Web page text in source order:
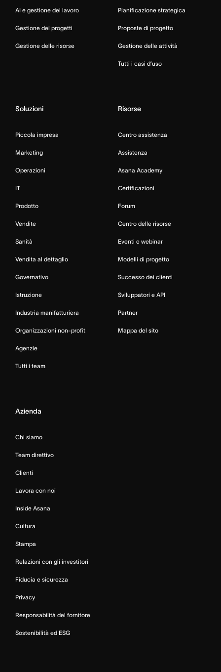
AI e gestione del lavoro
Gestione dei progetti
Gestione delle risorse
Pianificazione strategica
Proposte di progetto
Gestione delle attività
Tutti i casi d’uso
Soluzioni
Piccola impresa
Marketing
Operazioni
IT
Prodotto
Vendite
Sanità
Vendita al dettaglio
Governativo
Istruzione
Industria manifatturiera
Organizzazioni non-profit
Agenzie
Tutti i team
Risorse
Centro assistenza
Assistenza
Asana Academy
Certificazioni
Forum
Centro delle risorse
Eventi e webinar
Modelli di progetto
Successo dei clienti
Sviluppatori e API
Partner
Mappa del sito
Azienda
Chi siamo
Team direttivo
Clienti
Lavora con noi
Inside Asana
Cultura
Stampa
Relazioni con gli investitori
Fiducia e sicurezza
Privacy
Responsabilità del fornitore
Sostenibilità ed ESG